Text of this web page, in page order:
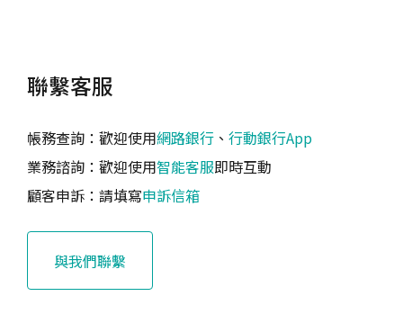
聯繫客服
帳務查詢：歡迎使用網路銀行 、 行動銀行App
業務諮詢：歡迎使用智能客服即時互動
顧客申訴：請填寫申訴信箱
與我們聯繫